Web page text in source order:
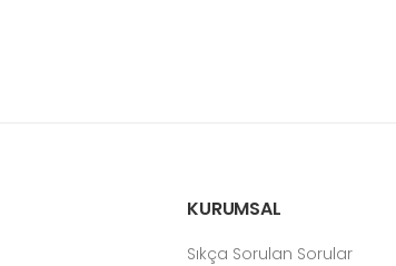
KURUMSAL
Sıkça Sorulan Sorular